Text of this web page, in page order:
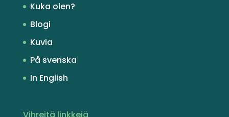
Kuka olen?
Blogi
Kuvia
På svenska
In English